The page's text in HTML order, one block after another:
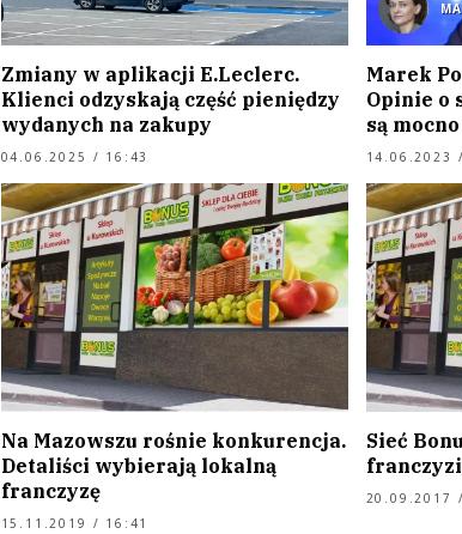
Zmiany w aplikacji E.Leclerc.
Klienci odzyskają część pieniędzy
wydanych na zakupy
04.06.2025 / 16:43
Marek
Opinie o
są
14.06.2023
Na Mazowszu rośnie konkurencja.
Detaliści wybierają lokalną
franczyzę
15.11.2019 / 16:41
Sieć
20.09.2017